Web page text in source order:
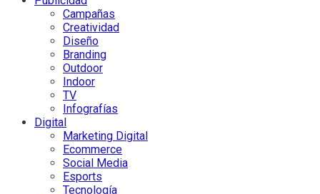
Campañas
Creatividad
Diseño
Branding
Outdoor
Indoor
TV
Infografías
Digital
Marketing Digital
Ecommerce
Social Media
Esports
Tecnología